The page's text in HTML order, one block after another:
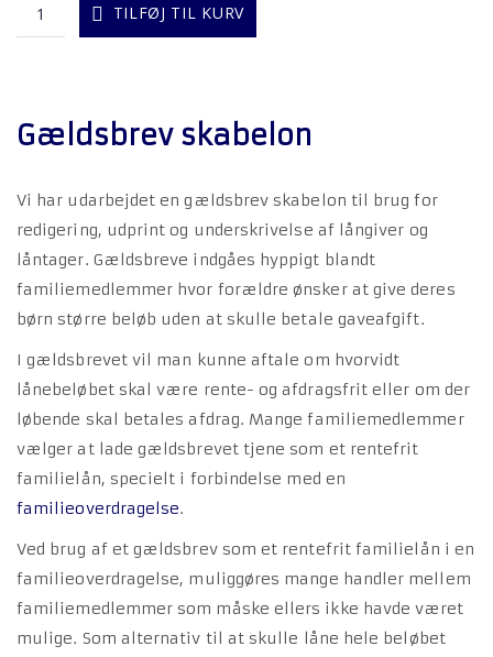
TILFØJ TIL KURV
Gældsbrev skabelon
Vi har udarbejdet en gældsbrev skabelon til brug for
redigering, udprint og underskrivelse af långiver og
låntager. Gældsbreve indgåes hyppigt blandt
familiemedlemmer hvor forældre ønsker at give deres
børn større beløb uden at skulle betale gaveafgift.
I gældsbrevet vil man kunne aftale om hvorvidt
lånebeløbet skal være rente- og afdragsfrit eller om der
løbende skal betales afdrag. Mange familiemedlemmer
vælger at lade gældsbrevet tjene som et rentefrit
familielån, specielt i forbindelse med en
familieoverdragelse.
Ved brug af et gældsbrev som et rentefrit familielån i en
familieoverdragelse, muliggøres mange handler mellem
familiemedlemmer som måske ellers ikke havde været
mulige. Som alternativ til at skulle låne hele beløbet